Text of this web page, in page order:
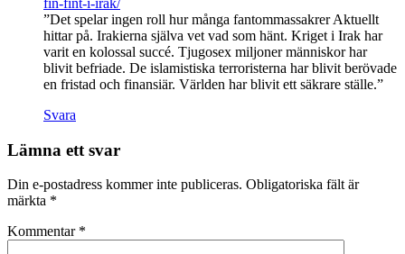
fin-fint-i-irak/
”Det spelar ingen roll hur många fantommassakrer Aktuellt
hittar på. Irakierna själva vet vad som hänt. Kriget i Irak har
varit en kolossal succé. Tjugosex miljoner människor har
blivit befriade. De islamistiska terroristerna har blivit berövade
en fristad och finansiär. Världen har blivit ett säkrare ställe.”
Svara
Lämna ett svar
Din e-postadress kommer inte publiceras. Obligatoriska fält är
märkta *
Kommentar *